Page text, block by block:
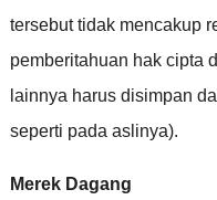
tersebut tidak mencakup
pemberitahuan hak cipta
lainnya harus disimpan
seperti pada aslinya).
Merek Dagang